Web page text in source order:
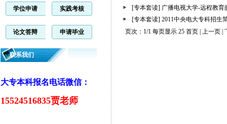
学位申请 实践考核
论文答辩 申请毕业
联系我们
大专本科报名电话微信：
15524516835贾老师
[专本套读] 广播电视大学-远程教育
[专本套读] 2011中央电大专科招生
页次：1/1 每页显示 25 首页 | 上一页 |